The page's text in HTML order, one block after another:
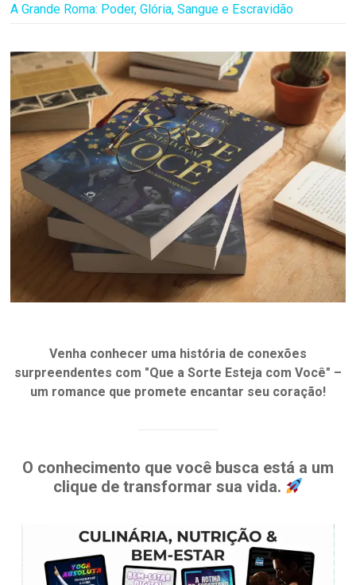
A Grande Roma: Poder, Glória, Sangue e Escravidão
Venha conhecer uma história de conexões
surpreendentes com "Que a Sorte Esteja com Você" –
um romance que promete encantar seu coração!
O conhecimento que você busca está a um
clique de transformar sua vida.